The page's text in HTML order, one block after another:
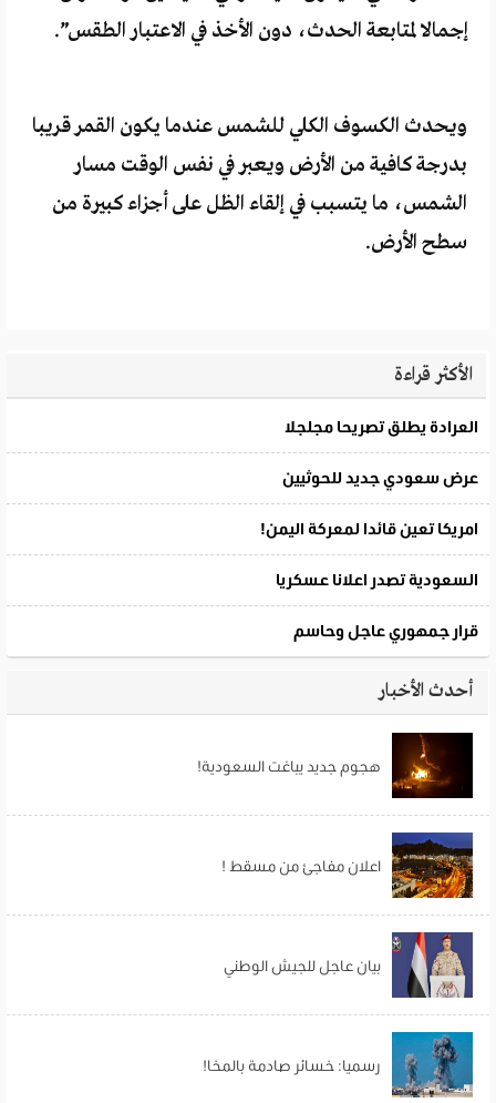
إجمالا لمتابعة الحدث، دون الأخذ في الاعتبار الطقس”.
ويحدث الكسوف الكلي للشمس عندما يكون القمر قريبا
بدرجة كافية من الأرض ويعبر في نفس الوقت مسار
الشمس، ما يتسبب في إلقاء الظل على أجزاء كبيرة من
سطح الأرض.
الأكثر قراءة
أحدث الأخبار
هجوم جديد يباغت السعودية!
اعلان مفاجئ من مسقط !
بيان عاجل للجيش الوطني
رسميا: خسائر صادمة بالمخا!